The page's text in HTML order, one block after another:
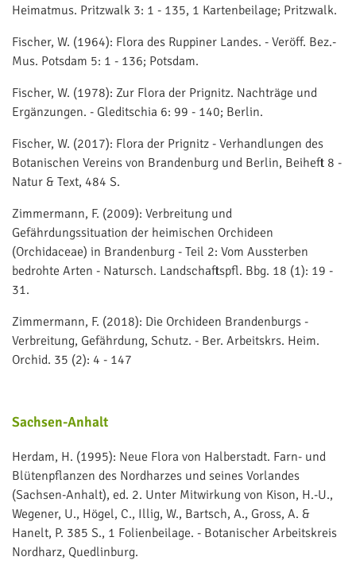
Heimatmus. Pritzwalk 3: 1 - 135, 1 Kartenbeilage; Pritzwalk.
Fischer, W. (1964): Flora des Ruppiner Landes. - Veröff. Bez.-
Mus. Potsdam 5: 1 - 136; Potsdam.
Fischer, W. (1978): Zur Flora der Prignitz. Nachträge und
Ergänzungen. - Gleditschia 6: 99 - 140; Berlin.
Fischer, W. (2017): Flora der Prignitz - Verhandlungen des
Botanischen Vereins von Brandenburg und Berlin, Beiheft 8 -
Natur & Text, 484 S.
Zimmermann, F. (2009): Verbreitung und
Gefährdungssituation der heimischen Orchideen
(Orchidaceae) in Brandenburg - Teil 2: Vom Aussterben
bedrohte Arten - Natursch. Landschaftspfl. Bbg. 18 (1): 19 -
31.
Zimmermann, F. (2018): Die Orchideen Brandenburgs -
Verbreitung, Gefährdung, Schutz. - Ber. Arbeitskrs. Heim.
Orchid. 35 (2): 4 - 147
Sachsen-Anhalt
Herdam, H. (1995): Neue Flora von Halberstadt. Farn- und
Blütenpflanzen des Nordharzes und seines Vorlandes
(Sachsen-Anhalt), ed. 2. Unter Mitwirkung von Kison, H.-U.,
Wegener, U., Högel, C., Illig, W., Bartsch, A., Gross, A. &
Hanelt, P. 385 S., 1 Folienbeilage. - Botanischer Arbeitskreis
Nordharz, Quedlinburg.